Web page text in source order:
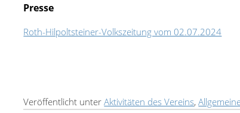
Presse
Roth-Hilpoltsteiner-Volkszeitung vom 02.07.2024
Veröffentlicht unterAktivitäten des Vereins,